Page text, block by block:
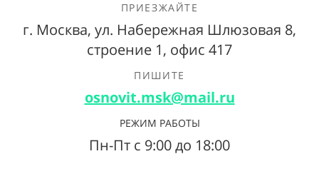
ПРИЕЗЖАЙТЕ
г. Москва, ул. Набережная Шлюзовая 8,
строение 1, офис 417
ПИШИТЕ
osnovit.msk@mail.ru
РЕЖИМ РАБОТЫ
Пн-Пт с 9:00 до 18:00